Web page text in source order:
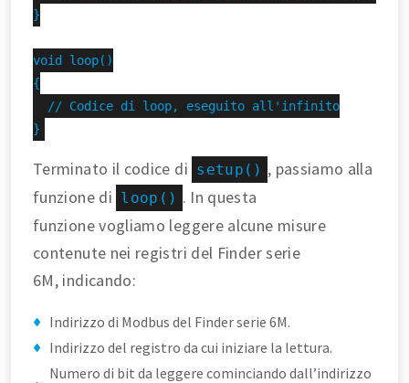
}
void loop()
{
  // Codice di loop, eseguito all'infinito
}
Terminato il codice di setup() , passiamo alla
funzione di loop() . In questa
funzione vogliamo leggere alcune misure
contenute nei registri del Finder serie
6M, indicando:
Indirizzo di Modbus del Finder serie 6M.
Indirizzo del registro da cui iniziare la lettura.
Numero di bit da leggere cominciando dall’indirizzo